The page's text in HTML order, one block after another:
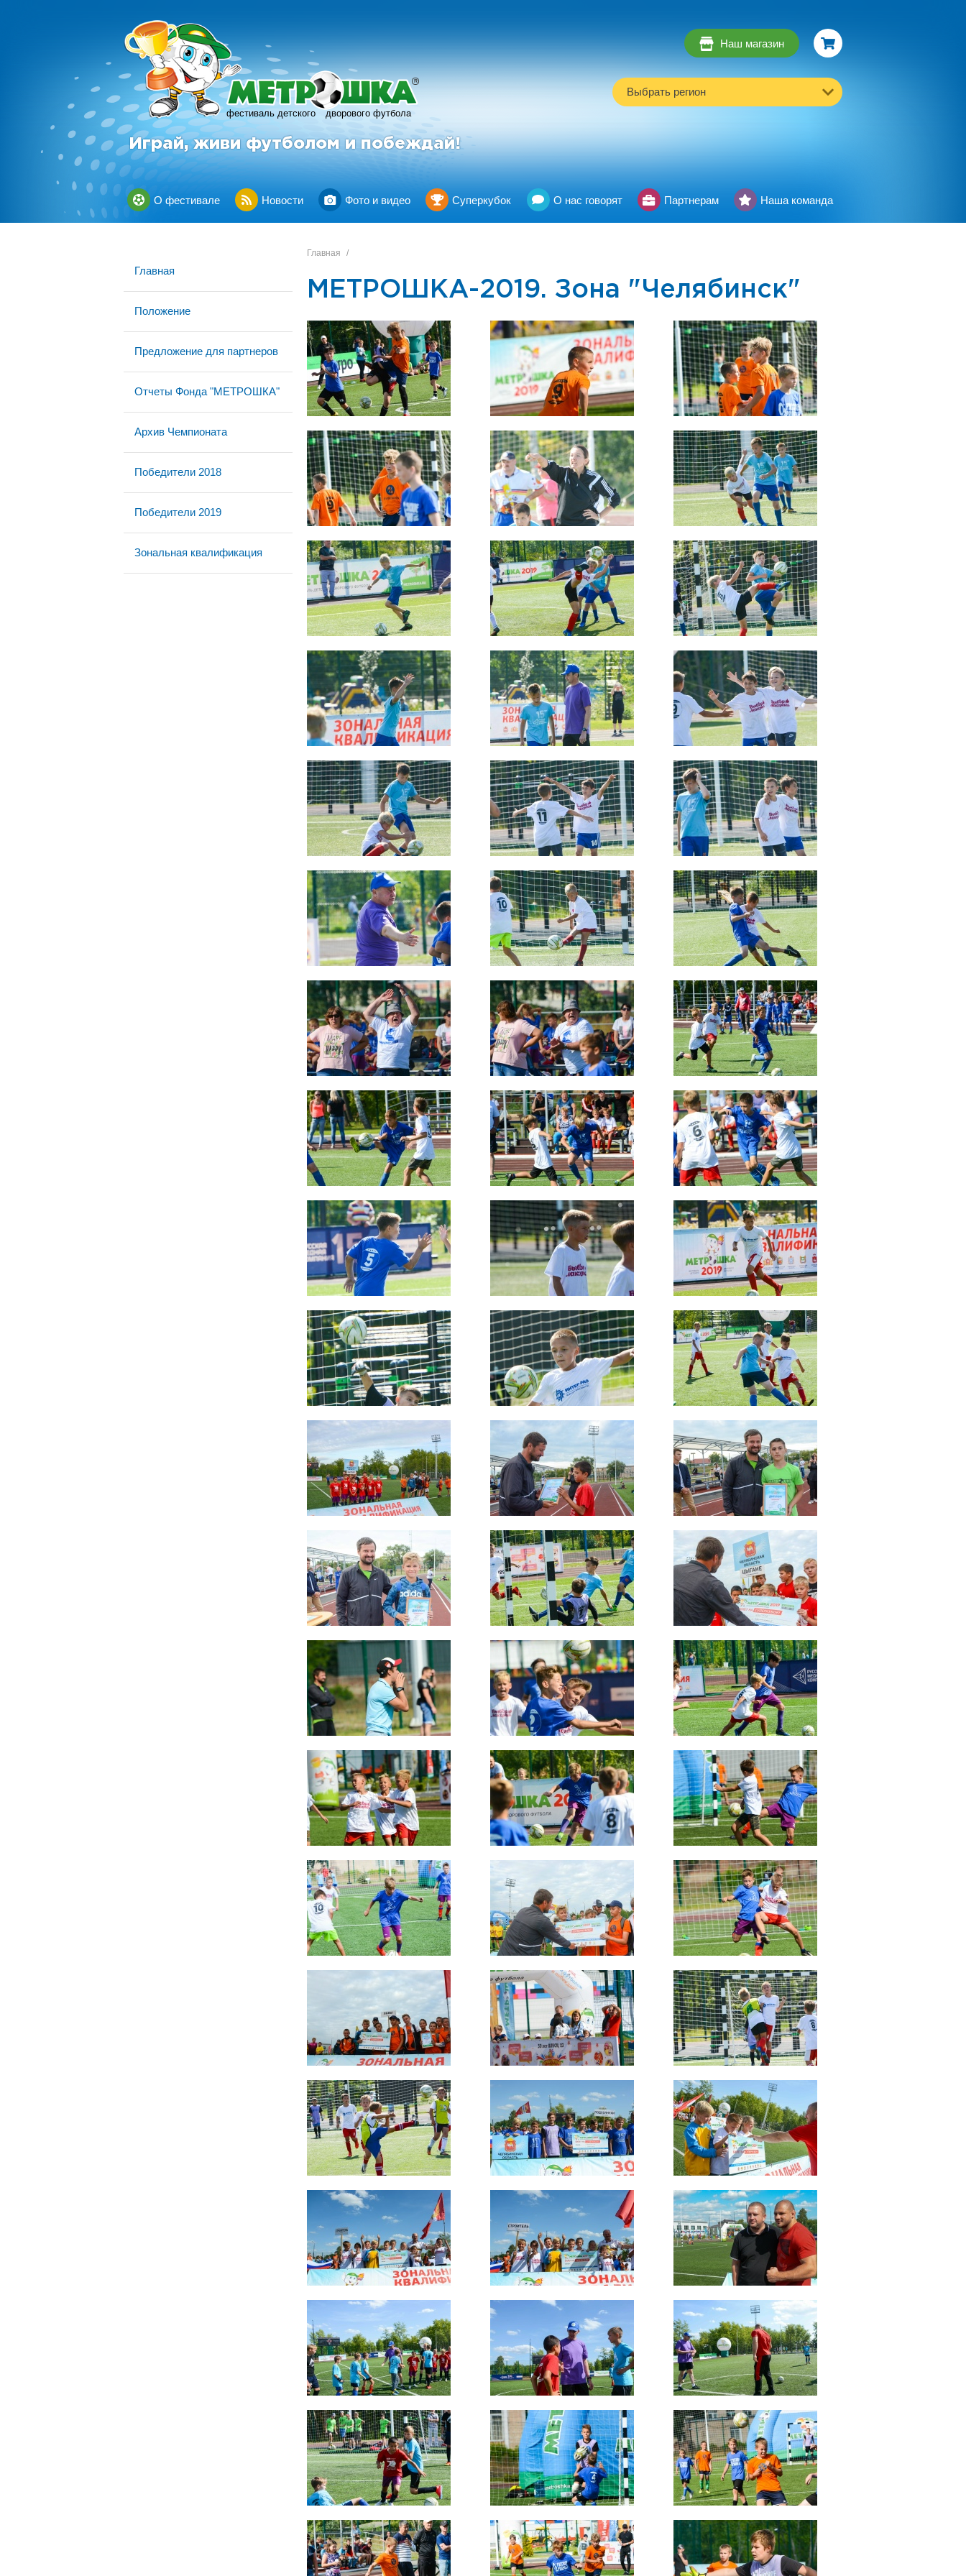
фестиваль детского дворового футбола
R
Играй, живи футболом и побеждай!
Наш магазин
Выбрать регион
О фестивале Новости Фото и видео Суперкубок О нас говорят Партнерам Наша команда
Главная
Положение
Предложение для партнеров
Отчеты Фонда "МЕТРОШКА"
Архив Чемпионата
Победители 2018
Победители 2019
Зональная квалификация
Главная /
МЕТРОШКА-2019. Зона "Челябинск"